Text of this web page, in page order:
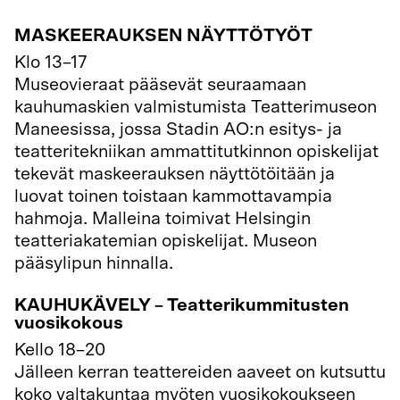
MASKEERAUKSEN NÄYTTÖTYÖT
Klo 13–17
Museovieraat pääsevät seuraamaan
kauhumaskien valmistumista Teatterimuseon
Maneesissa, jossa Stadin AO:n esitys- ja
teatteritekniikan ammattitutkinnon opiskelijat
tekevät maskeerauksen näyttötöitään ja
luovat toinen toistaan kammottavampia
hahmoja. Malleina toimivat Helsingin
teatteriakatemian opiskelijat. Museon
pääsylipun hinnalla.
KAUHUKÄVELY – Teatterikummitusten
vuosikokous
Kello 18–20
Jälleen kerran teattereiden aaveet on kutsuttu
koko valtakuntaa myöten vuosikokoukseen